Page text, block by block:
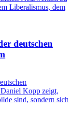
Liberalismus, dem
deutschen
Kopp zeigt,
sind, sondern sich